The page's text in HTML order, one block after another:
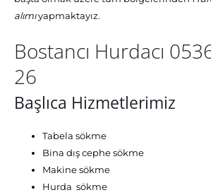
alımıyapmaktayız.
Bostancı Hurdacı
26
Başlıca Hizmetlerimiz
Tabela sökme
Bina dış cephe sökme
Makine sökme
Hurda sökme